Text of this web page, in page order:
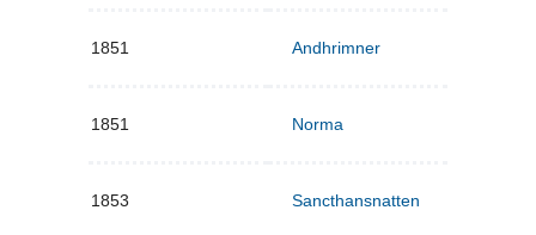
1851 Andhrimner
1851 Norma
1853 Sancthansnatten